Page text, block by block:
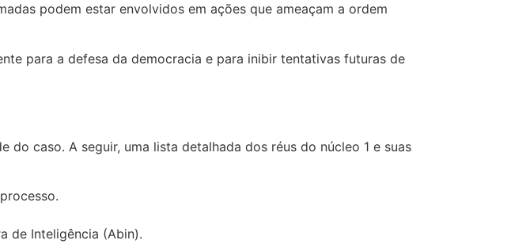
podem estar envolvidos em ações que ameaçam a ordem
para a defesa da democracia e para inibir tentativas futuras de
caso. A seguir, uma lista detalhada dos réus do núcleo 1 e suas
de Inteligência (Abin).